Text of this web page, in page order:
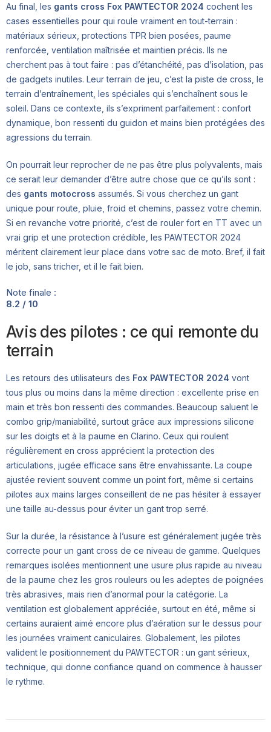
Au final, les gants cross Fox PAWTECTOR 2024 cochent les
cases essentielles pour qui roule vraiment en tout-terrain :
matériaux sérieux, protections TPR bien posées, paume
renforcée, ventilation maîtrisée et maintien précis. Ils ne
cherchent pas à tout faire : pas d’étanchéité, pas d’isolation, pas
de gadgets inutiles. Leur terrain de jeu, c’est la piste de cross, le
terrain d’entraînement, les spéciales qui s’enchaînent sous le
soleil. Dans ce contexte, ils s’expriment parfaitement : confort
dynamique, bon ressenti du guidon et mains bien protégées des
agressions du terrain.
On pourrait leur reprocher de ne pas être plus polyvalents, mais
ce serait leur demander d’être autre chose que ce qu’ils sont :
des gants motocross assumés. Si vous cherchez un gant
unique pour route, pluie, froid et chemins, passez votre chemin.
Si en revanche votre priorité, c’est de rouler fort en TT avec un
vrai grip et une protection crédible, les PAWTECTOR 2024
méritent clairement leur place dans votre sac de moto. Bref, il fait
le job, sans tricher, et il le fait bien.
Note finale :
8.2 / 10
Avis des pilotes : ce qui remonte du
terrain
Les retours des utilisateurs des Fox PAWTECTOR 2024 vont
tous plus ou moins dans la même direction : excellente prise en
main et très bon ressenti des commandes. Beaucoup saluent le
combo grip/maniabilité, surtout grâce aux impressions silicone
sur les doigts et à la paume en Clarino. Ceux qui roulent
régulièrement en cross apprécient la protection des
articulations, jugée efficace sans être envahissante. La coupe
ajustée revient souvent comme un point fort, même si certains
pilotes aux mains larges conseillent de ne pas hésiter à essayer
une taille au-dessus pour éviter un gant trop serré.
Sur la durée, la résistance à l’usure est généralement jugée très
correcte pour un gant cross de ce niveau de gamme. Quelques
remarques isolées mentionnent une usure plus rapide au niveau
de la paume chez les gros rouleurs ou les adeptes de poignées
très abrasives, mais rien d’anormal pour la catégorie. La
ventilation est globalement appréciée, surtout en été, même si
certains auraient aimé encore plus d’aération sur le dessus pour
les journées vraiment caniculaires. Globalement, les pilotes
valident le positionnement du PAWTECTOR : un gant sérieux,
technique, qui donne confiance quand on commence à hausser
le rythme.